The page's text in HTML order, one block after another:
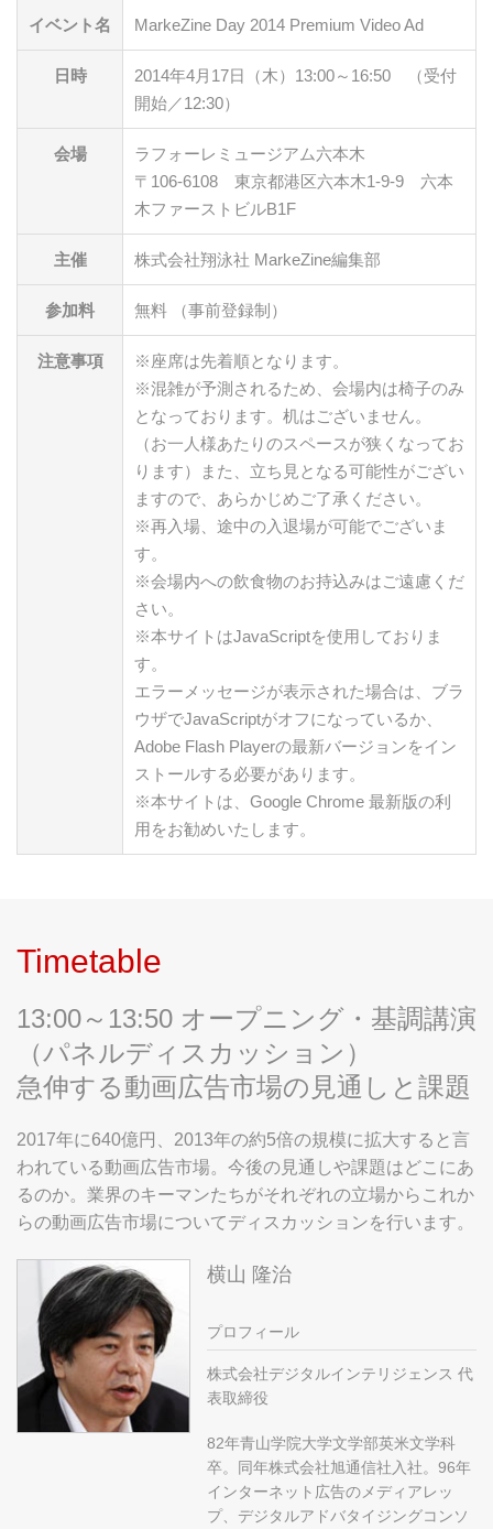
イベント名 MarkeZine Day 2014 Premium Video Ad
日時
2014年4月17日（木）13:00～16:50 （受付
開始／12:30）
会場
ラフォーレミュージアム六本木
〒106-6108 東京都港区六本木1-9-9 六本
木ファーストビルB1F
主催 株式会社翔泳社 MarkeZine編集部
参加料 無料 （事前登録制）
注意事項
※座席は先着順となります。
※混雑が予測されるため、会場内は椅子のみ
となっております。机はございません。
（お一人様あたりのスペースが狭くなってお
ります）また、立ち見となる可能性がござい
ますので、あらかじめご了承ください。
※再入場、途中の入退場が可能でございま
す。
※会場内への飲食物のお持込みはご遠慮くだ
さい。
※本サイトはJavaScriptを使用しておりま
す。
エラーメッセージが表示された場合は、ブラ
ウザでJavaScriptがオフになっているか、
Adobe Flash Playerの最新バージョンをイン
ストールする必要があります。
※本サイトは、Google Chrome 最新版の利
用をお勧めいたします。
Timetable
13:00～13:50 オープニング・基調講演
（パネルディスカッション）
急伸する動画広告市場の見通しと課題
2017年に640億円、2013年の約5倍の規模に拡大すると言
われている動画広告市場。今後の見通しや課題はどこにあ
るのか。業界のキーマンたちがそれぞれの立場からこれか
らの動画広告市場についてディスカッションを行います。
横山 隆治
プロフィール
株式会社デジタルインテリジェンス 代
表取締役
82年青山学院大学文学部英米文学科
卒。同年株式会社旭通信社入社。96年
インターネット広告のメディアレッ
プ、デジタルアドバタイジングコンソ